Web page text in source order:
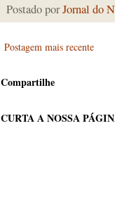
Postado porJornal do
Postagem mais recente
Compartilhe
CURTA A NOSSA